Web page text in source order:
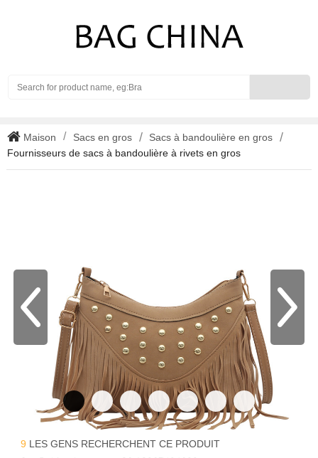
Maison Sacs en gros
Sacs à bandoulière en gros
Fournisseurs de sacs à bandoulière à rivets en gros
9 LES GENS RECHERCHENT CE PRODUIT